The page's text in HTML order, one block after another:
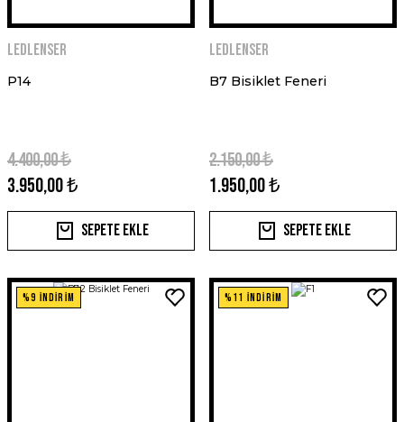
Ledlenser
P14
3.950,00 ₺
4.400,00 ₺
Sepete Ekle
Ledlenser
B7 Bisiklet Feneri
1.950,00 ₺
2.150,00 ₺
Sepete Ekle
%9 İNDİRİM %11 İNDİRİM